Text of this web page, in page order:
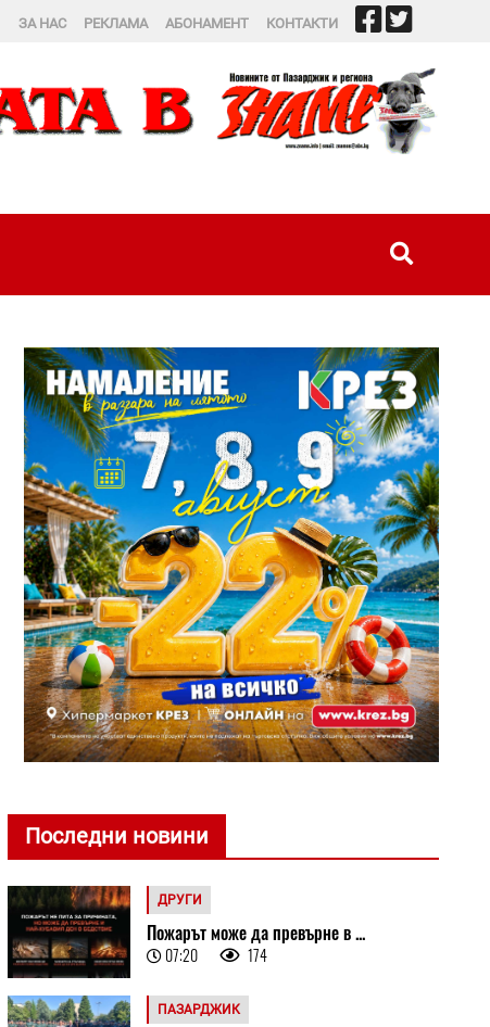
ЗА НАС РЕКЛАМА АБОНАМЕНТ КОНТАКТИ
Последни новини
ДРУГИ
Пожарът може да превърне в ...
07:20 174
ПАЗАРДЖИК